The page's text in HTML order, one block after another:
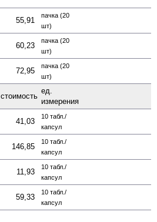
55,91
пачка (20
шт)
60,23
пачка (20
шт)
72,95
пачка (20
шт)
стоимость
ед.
измерения
41,03
10 табл./
капсул
146,85
10 табл./
капсул
11,93
10 табл./
капсул
59,33
10 табл./
капсул